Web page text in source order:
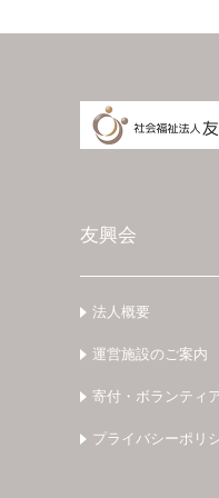
友興会
法人概要
運営施設のご案内
寄付・ボランティ
プライバシーポリ